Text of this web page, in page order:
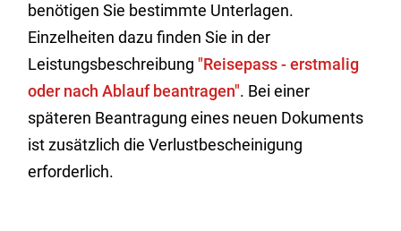
benötigen Sie bestimmte Unterlagen.
Einzelheiten dazu finden Sie in der
Leistungsbeschreibung"Reisepass - erstmalig
oder nach Ablauf beantragen". Bei einer
späteren Beantragung eines neuen Dokuments
ist zusätzlich die Verlustbescheinigung
erforderlich.